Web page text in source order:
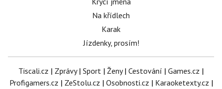
Na křídlech
Karak
Jízdenky, prosím!
Tiscali.cz | Zprávy| Sport | Ženy| Cestování | Games.cz |
Profigamers.cz | ZeStolu.cz | Osobnosti.cz | Karaoketexty.cz |